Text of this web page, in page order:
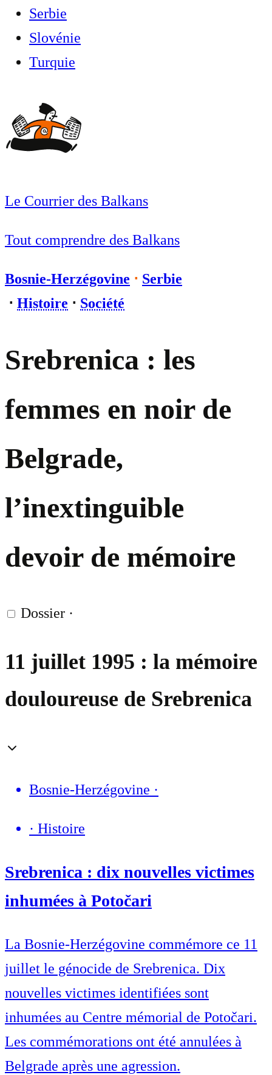
Serbie
Slovénie
Turquie
Le Courrier des Balkans
Tout comprendre des Balkans
Bosnie-Herzégovine ⋅ Serbie
⋅ Histoire ⋅ Société
Srebrenica : les
femmes en noir de
Belgrade,
l’inextinguible
devoir de mémoire
Dossier ·
11 juillet 1995 : la mémoire
douloureuse de Srebrenica
Bosnie-Herzégovine ·
· Histoire
Srebrenica : dix nouvelles victimes
inhumées à Potočari
La Bosnie-Herzégovine commémore ce 11
juillet le génocide de Srebrenica. Dix
nouvelles victimes identifiées sont
inhumées au Centre mémorial de Potočari.
Les commémorations ont été annulées à
Belgrade après une agression.